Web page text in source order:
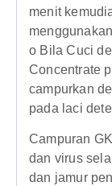
menit
o Bila Cuci
Concentrate
campurkan
pada laci
Campuran
dan virus
dan jamur